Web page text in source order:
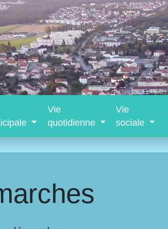
Vie
quotidienne
Vie
sociale